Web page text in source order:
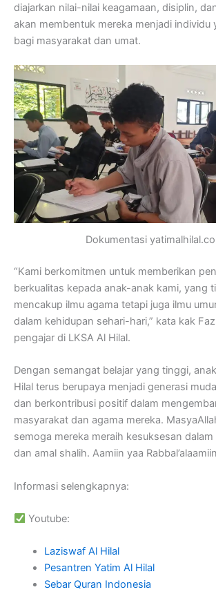
diajarkan nilai-nilai keagamaan, disiplin,
akan membentuk mereka menjadi individu
bagi masyarakat dan umat.
Dokumentasi
“Kami berkomitmen untuk memberikan
berkualitas kepada anak-anak kami, yang
mencakup ilmu agama tetapi juga ilmu
dalam kehidupan sehari-hari,” kata kak
pengajar di LKSA Al Hilal.
Dengan semangat belajar yang tinggi,
Hilal terus berupaya menjadi generasi
dan berkontribusi positif dalam
masyarakat dan agama mereka.
semoga mereka meraih kesuksesan
dan amal shalih. Aamiin yaa
Informasi selengkapnya:
Youtube:
Laziswaf Al Hilal
Pesantren Yatim Al Hilal
Sebar Quran Indonesia